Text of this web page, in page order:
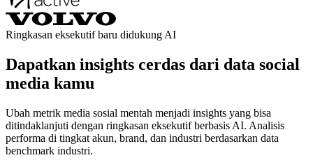
Ringkasan eksekutif baru didukung AI
Dapatkan insights cerdas dari data social
media kamu
Ubah metrik media sosial mentah menjadi insights yang bisa
ditindaklanjuti dengan ringkasan eksekutif berbasis AI. Analisis
performa di tingkat akun, brand, dan industri berdasarkan data
benchmark industri.